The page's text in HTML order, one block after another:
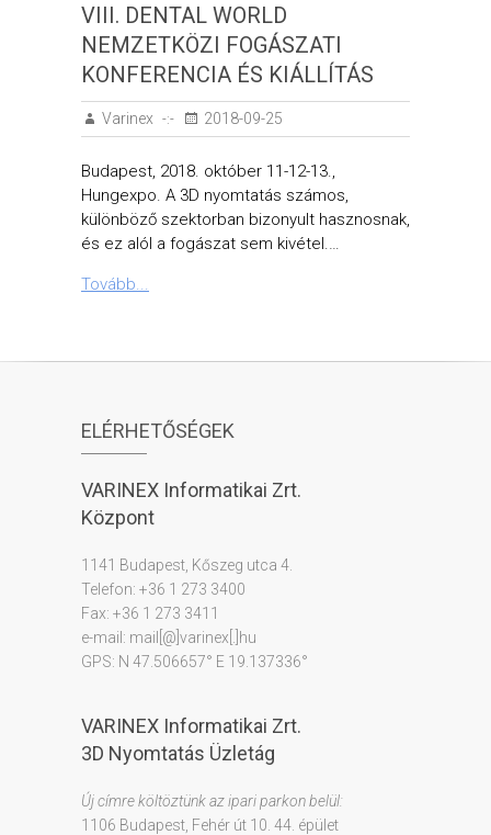
VIII. DENTAL WORLD
NEMZETKÖZI FOGÁSZATI
KONFERENCIA ÉS KIÁLLÍTÁS
Varinex 2018-09-25
Budapest, 2018. október 11-12-13.,
Hungexpo. A 3D nyomtatás számos,
különböző szektorban bizonyult hasznosnak,
és ez alól a fogászat sem kivétel.…
Tovább...
ELÉRHETŐSÉGEK
VARINEX Informatikai Zrt.
Központ
1141 Budapest, Kőszeg utca 4.
Telefon: +36 1 273 3400
Fax: +36 1 273 3411
e-mail: mail[@]varinex[.]hu
GPS: N 47.506657° E 19.137336°
VARINEX Informatikai Zrt.
3D Nyomtatás Üzletág
Új címre költöztünk az ipari parkon belül:
1106 Budapest, Fehér út 10. 44. épület